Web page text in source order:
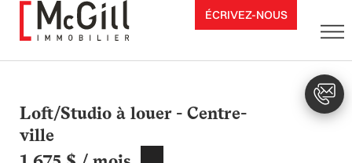
Aller
ÉCRIVEZ-NOUS
Loft/Studio à louer - Centre-
ville